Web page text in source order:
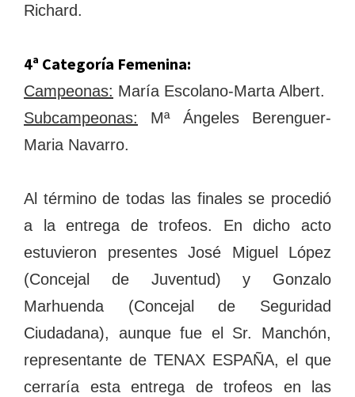
Richard.
4ª Categoría Femenina:
Campeonas: María Escolano-Marta Albert.
Subcampeonas: Mª Ángeles Berenguer-
Maria Navarro.
Al término de todas las finales se procedió
a la entrega de trofeos. En dicho acto
estuvieron presentes José Miguel López
(Concejal de Juventud) y Gonzalo
Marhuenda (Concejal de Seguridad
Ciudadana), aunque fue el Sr. Manchón,
representante de TENAX ESPAÑA, el que
cerraría esta entrega de trofeos en las